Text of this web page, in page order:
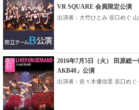
VR SQUARE 会員限定公演
出演者：大竹ひとみ 谷口めぐ 山
2016年7月5日（火） 田原総
AKB48」公演
出演者：佐々木優佳里 谷口めぐ